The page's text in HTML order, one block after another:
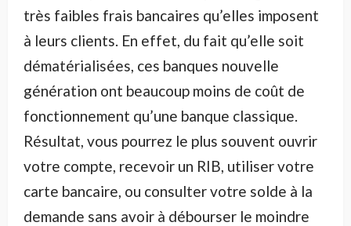
très faibles frais bancaires qu’elles imposent
à leurs clients. En effet, du fait qu’elle soit
dématérialisées, ces banques nouvelle
génération ont beaucoup moins de coût de
fonctionnement qu’une banque classique.
Résultat, vous pourrez le plus souvent ouvrir
votre compte, recevoir un RIB, utiliser votre
carte bancaire, ou consulter votre solde à la
demande sans avoir à débourser le moindre